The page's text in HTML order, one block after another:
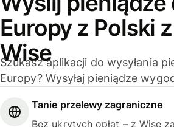
Europy z Polski
Wise
Szukasz aplikacji do wysyłania
Europy? Wysyłaj pieniądze
Tanie przelewy zagraniczne
Bez ukrytych opłat – z Wise